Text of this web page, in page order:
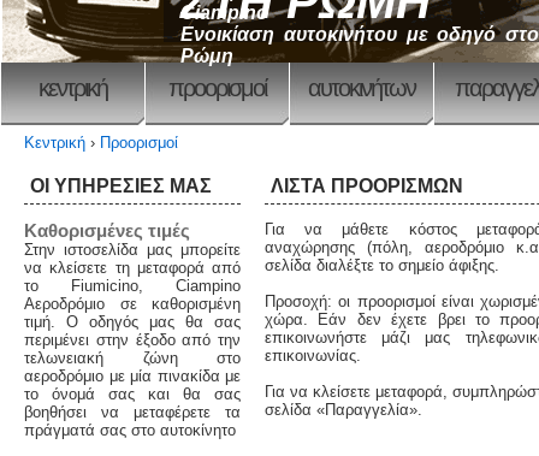
Ciampino
Ενοικίαση αυτοκινήτου με οδηγό στο
Ρώμη
κεντρική προορισμοί αυτοκινήτων
Κεντρική › Προορισμοί
ΛΊΣΤΑ ΠΡΟΟΡΙΣΜΏΝ
Για να μάθετε κόστος
αναχώρησης (πόλη, αεροδρόμιο
σελίδα διαλέξτε το σημείο άφιξης.
Προσοχή: οι προορισμοί είναι
χώρα. Εάν δεν έχετε βρει το
επικοινωνήστε μάζι μας
επικοινωνίας.
Για να κλείσετε μεταφορά,
σελίδα «Παραγγελία».
ΟΙ ΥΠΗΡΕΣΙΕΣ ΜΑΣ
Καθορισμένες τιμές
Στην ιστοσελίδα μας μπορείτε
να κλείσετε τη μεταφορά από
το Fiumicino, Ciampino
Αεροδρόμιο σε καθορισμένη
τιμή. Ο οδηγός μας θα σας
περιμένει στην έξοδο από την
τελωνειακή ζώνη στο
αεροδρόμιο με μία πινακίδα με
το όνομά σας και θα σας
βοηθήσει να μεταφέρετε τα
πράγματά σας στο αυτοκίνητο